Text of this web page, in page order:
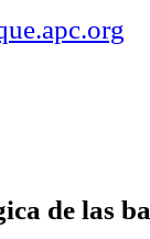
de las